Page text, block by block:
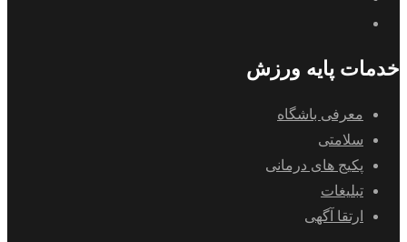
خدمات پایه ورزش
معرفی باشگاه
سلامتی
پکیج های درمانی
تبلیغات
ارتقا آگهی